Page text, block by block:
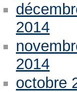
2014
2014
octobre